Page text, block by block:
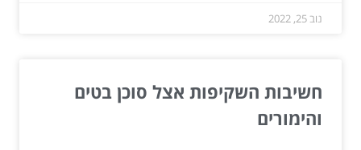
נוב 25, 2022
חשיבות השקיפות אצל סוכן בטים
והימורים